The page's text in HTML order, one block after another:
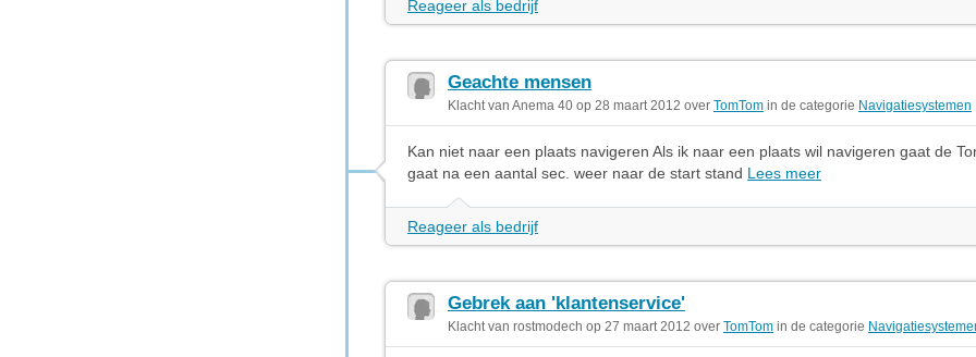
Reageer als bedrijf
Geachte mensen
Klacht van Anema 40 op 28 maart 2012 over TomTom in de categorie Navigatiesystemen
Kan niet naar een plaats navigeren Als ik naar een plaats wil navigeren gaat de
gaat na een aantal sec. weer naar de start stand Lees meer
Reageer als bedrijf
Gebrek aan 'klantenservice'
Klacht van rostmodech op 27 maart 2012 over TomTom in de categorie